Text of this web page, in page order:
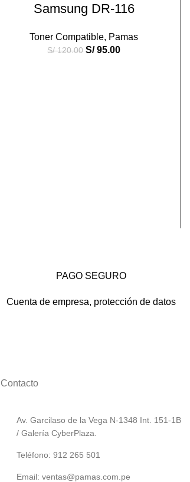
Samsung DR-116
Toner Compatible, Pamas
S/120.00 S/95.00
PAGO SEGURO
Cuenta de empresa, protección de datos
Contacto
Av. Garcilaso de la Vega N-1348 Int. 151-1B
/ Galería CyberPlaza.
Teléfono: 912 265 501
Email: ventas@pamas.com.pe